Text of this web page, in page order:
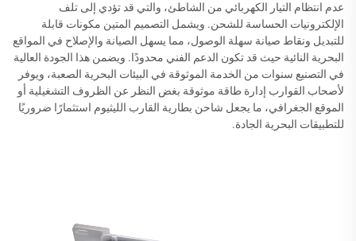
عدم انتظام التيار الكهربائي من الشاطئ، والتي قد تؤدي إلى تلف
الإلكترونيات الحساسة للشحن. ويشمل التصميم المتين مكونات قابلة
للتبديل ونقاط صيانة سهلة الوصول، مما يسهل الصيانة والإصلاح في المواقع
البحرية النائية حيث قد تكون الدعم الفني محدودًا. ويضمن هذا الجودة العالية
في التصنيع سنوات من الخدمة الموثوقة في البيئات البحرية الصعبة، ويوفر
لأصحاب القوارب إدارة طاقة موثوقة بغض النظر عن الظروف التشغيلية أو
الموقع الجغرافي، ما يجعل شاحن بطارية القارب الليثيوم استثمارًا ضروريًا
للتطبيقات البحرية الجادة.